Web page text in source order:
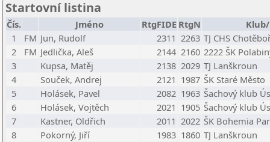
Startovní listina
Čís. Jméno RtgFIDE RtgN
1
FM Jun, Rudolf 2311 2263 TJ CHS
2
FM Jedlička, Aleš 2144 2160 2222 ŠK
3
Kupsa, Matěj 2138 2029 TJ Lanškroun
4
Souček, Andrej 2121 1987 ŠK Staré Město
5
Holásek, Pavel 2082 1963 Šachový klub
6
Holásek, Vojtěch 2021 1905 Šachový klub
7
Kastner, Oldřich 2011 2022 ŠK Bohemia
8
Pokorný, Jiří 1983 1860 TJ Lanškroun